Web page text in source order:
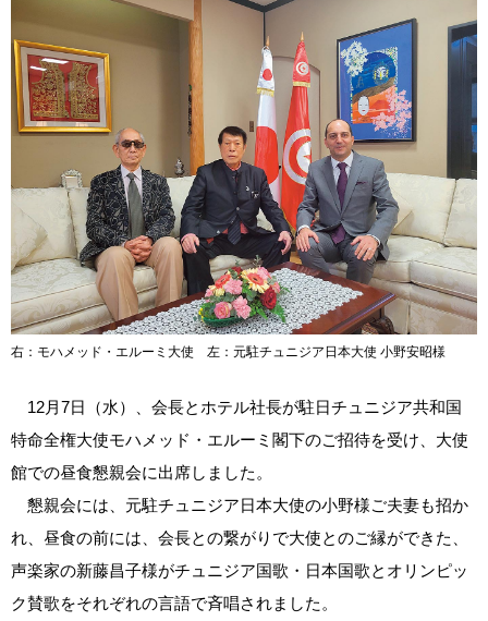
右：モハメッド・エルーミ大使 左：元駐チュニジア日本大使 小野安昭様
12月7日（水）、会長とホテル社長が駐日チュニジア共和国
特命全権大使モハメッド・エルーミ閣下のご招待を受け、大使
館での昼食懇親会に出席しました。
懇親会には、元駐チュニジア日本大使の小野様ご夫妻も招か
れ、昼食の前には、会長との繋がりで大使とのご縁ができた、
声楽家の新藤昌子様がチュニジア国歌・日本国歌とオリンピッ
ク賛歌をそれぞれの言語で斉唱されました。